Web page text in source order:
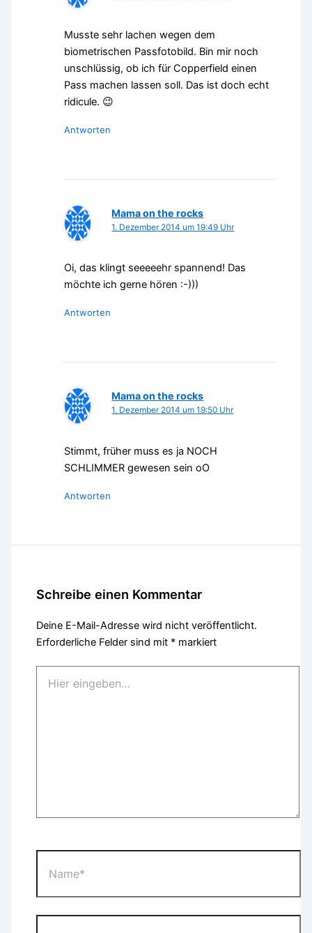
Musste sehr lachen wegen dem
biometrischen Passfotobild. Bin mir noch
unschlüssig, ob ich für Copperfield einen
Pass machen lassen soll. Das ist doch echt
ridicule. 😉
Antworten
Mama on the rocks
1. Dezember 2014 um 19:49 Uhr
Oi, das klingt seeeeehr spannend! Das
möchte ich gerne hören :-)))
Antworten
Mama on the rocks
1. Dezember 2014 um 19:50 Uhr
Stimmt, früher muss es ja NOCH
SCHLIMMER gewesen sein oO
Antworten
Schreibe einen Kommentar
Deine E-Mail-Adresse wird nicht veröffentlicht.
Erforderliche Felder sind mit * markiert
eingeben…